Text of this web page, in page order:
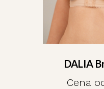
DALIA
Cena